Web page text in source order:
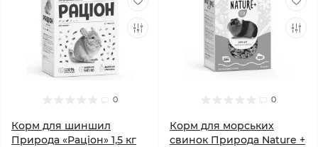
0
Корм для шиншил
Природа «Раціон» 1,5 кг
0
Корм для морських
свинок Природа Nature +